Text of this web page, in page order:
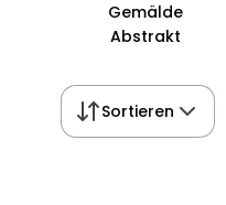
Gemälde
Abstrakt
Sortieren